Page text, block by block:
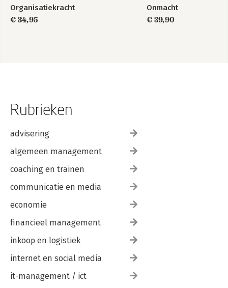
Organisatiekracht
€ 34,95
Onmacht
€ 39,90
Rubrieken
advisering
algemeen management
coaching en trainen
communicatie en media
economie
financieel management
inkoop en logistiek
internet en social media
it-management / ict